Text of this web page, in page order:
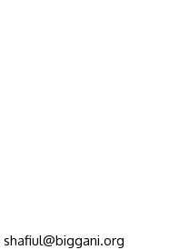
shafiul@biggani.org